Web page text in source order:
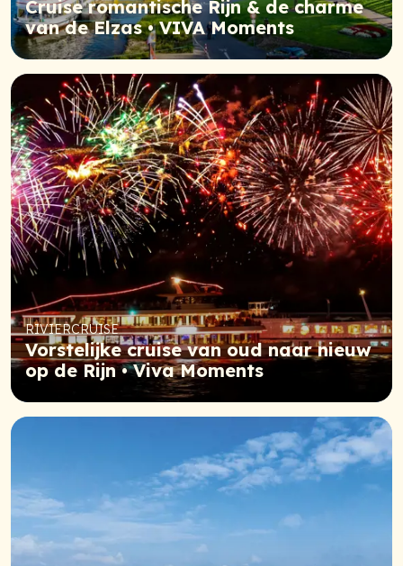
Cruise romantische Rijn & de charme
van de Elzas • VIVA Moments
RIVIERCRUISE
Vorstelijke cruise van oud naar nieuw
op de Rijn • Viva Moments